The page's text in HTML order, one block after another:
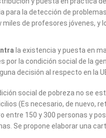
la detección de
de profesores jóvenes,
la existencia y puesta en
la condición social de la
decisión al respecto en la
social de pobreza no se
(Es necesario, de nuevo,
entre 150 y 300 personas y
Se propone elaborar una